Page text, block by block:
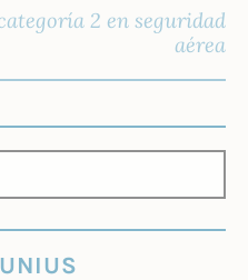
2 en seguridad
aérea